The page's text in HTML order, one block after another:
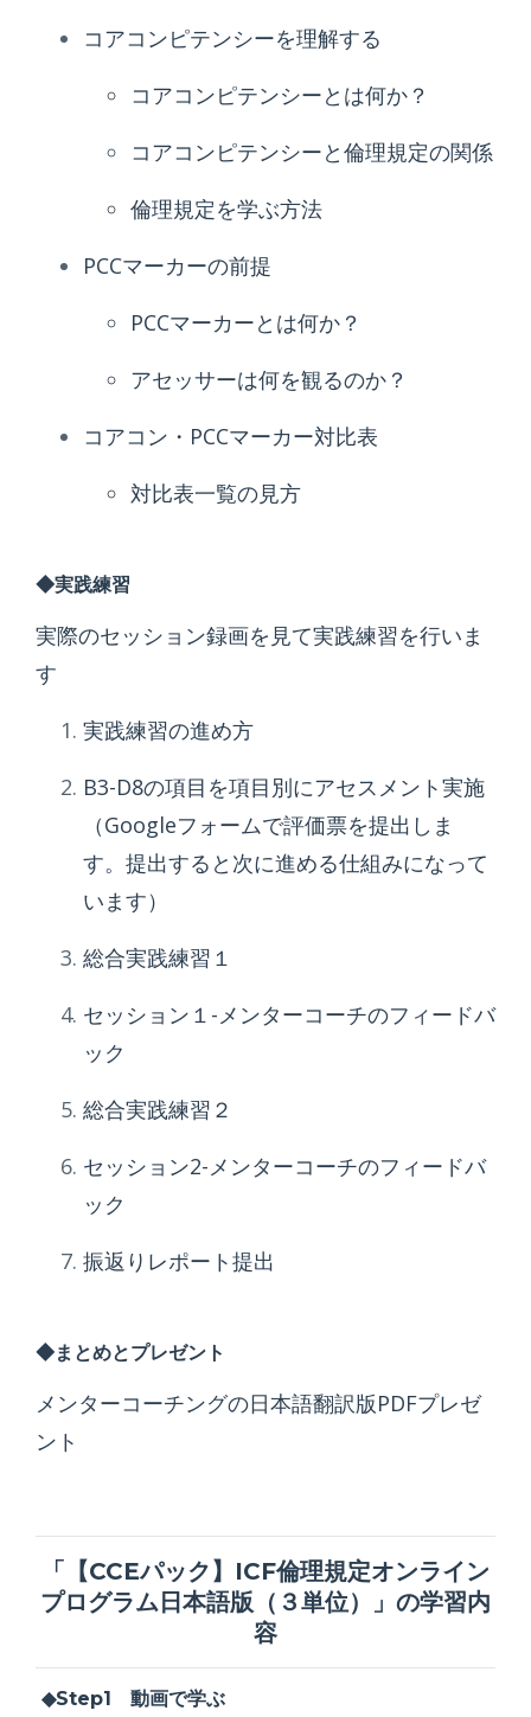
コアコンピテンシーを理解する
コアコンピテンシーとは何か？
コアコンピテンシーと倫理規定の関係
倫理規定を学ぶ方法
PCCマーカーの前提
PCCマーカーとは何か？
アセッサーは何を観るのか？
コアコン・PCCマーカー対比表
対比表一覧の見方
◆実践練習
実際のセッション録画を見て実践練習を行いま
す
実践練習の進め方
B3-D8の項目を項目別にアセスメント実施
（Googleフォームで評価票を提出しま
す。提出すると次に進める仕組みになって
います）
総合実践練習１
セッション１-メンターコーチのフィードバ
ック
総合実践練習２
セッション2-メンターコーチのフィードバ
ック
振返りレポート提出
◆まとめとプレゼント
メンターコーチングの日本語翻訳版PDFプレゼ
ント
「【CCEパック】ICF倫理規定オンライン
プログラム日本語版（３単位）」 の学習内
容
◆Step1 動画で学ぶ